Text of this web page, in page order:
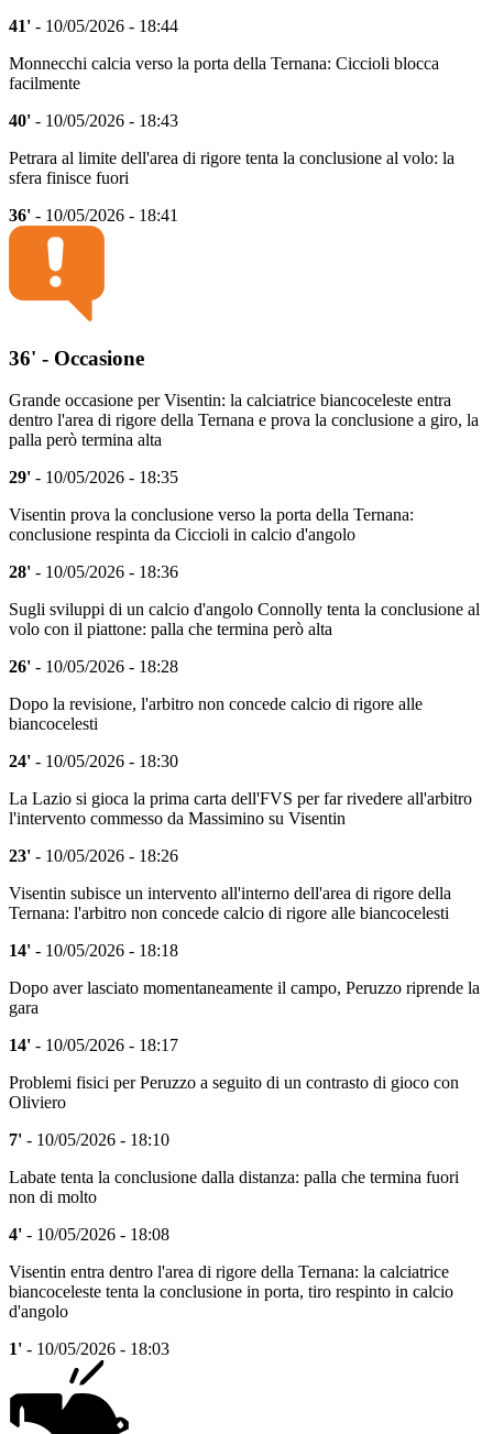
41' - 10/05/2026 - 18:44
Monnecchi calcia verso la porta della Ternana: Ciccioli blocca
facilmente
40' - 10/05/2026 - 18:43
Petrara al limite dell'area di rigore tenta la conclusione al volo: la
sfera finisce fuori
36' - 10/05/2026 - 18:41
36' - Occasione
Grande occasione per Visentin: la calciatrice biancoceleste entra
dentro l'area di rigore della Ternana e prova la conclusione a giro, la
palla però termina alta
29' - 10/05/2026 - 18:35
Visentin prova la conclusione verso la porta della Ternana:
conclusione respinta da Ciccioli in calcio d'angolo
28' - 10/05/2026 - 18:36
Sugli sviluppi di un calcio d'angolo Connolly tenta la conclusione al
volo con il piattone: palla che termina però alta
26' - 10/05/2026 - 18:28
Dopo la revisione, l'arbitro non concede calcio di rigore alle
biancocelesti
24' - 10/05/2026 - 18:30
La Lazio si gioca la prima carta dell'FVS per far rivedere all'arbitro
l'intervento commesso da Massimino su Visentin
23' - 10/05/2026 - 18:26
Visentin subisce un intervento all'interno dell'area di rigore della
Ternana: l'arbitro non concede calcio di rigore alle biancocelesti
14' - 10/05/2026 - 18:18
Dopo aver lasciato momentaneamente il campo, Peruzzo riprende la
gara
14' - 10/05/2026 - 18:17
Problemi fisici per Peruzzo a seguito di un contrasto di gioco con
Oliviero
7' - 10/05/2026 - 18:10
Labate tenta la conclusione dalla distanza: palla che termina fuori
non di molto
4' - 10/05/2026 - 18:08
Visentin entra dentro l'area di rigore della Ternana: la calciatrice
biancoceleste tenta la conclusione in porta, tiro respinto in calcio
d'angolo
1' - 10/05/2026 - 18:03